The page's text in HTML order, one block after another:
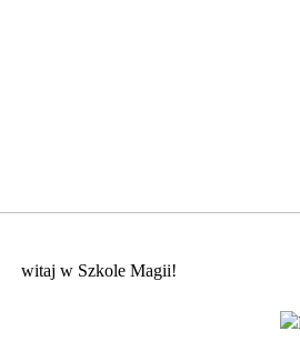
witaj w Szkole Magii!